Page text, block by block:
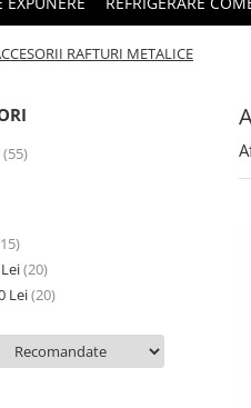
RAFTURI METALICE
(55)
(20)
Lei(20)